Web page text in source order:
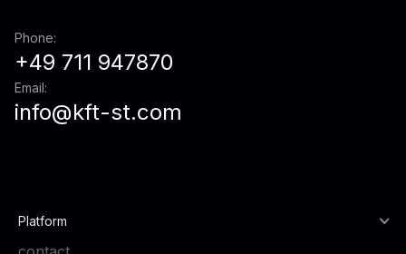
Phone:
+49 711 947870
Email:
info@kft-st.com
Platform